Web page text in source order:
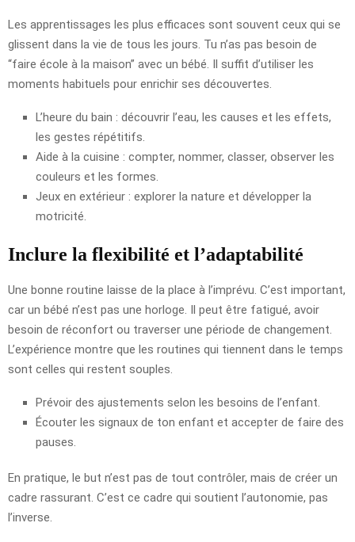
Les apprentissages les plus efficaces sont souvent ceux qui se
glissent dans la vie de tous les jours. Tu n’as pas besoin de
“faire école à la maison” avec un bébé. Il suffit d’utiliser les
moments habituels pour enrichir ses découvertes.
L’heure du bain : découvrir l’eau, les causes et les effets,
les gestes répétitifs.
Aide à la cuisine : compter, nommer, classer, observer les
couleurs et les formes.
Jeux en extérieur : explorer la nature et développer la
motricité.
Inclure la flexibilité et l’adaptabilité
Une bonne routine laisse de la place à l’imprévu. C’est important,
car un bébé n’est pas une horloge. Il peut être fatigué, avoir
besoin de réconfort ou traverser une période de changement.
L’expérience montre que les routines qui tiennent dans le temps
sont celles qui restent souples.
Prévoir des ajustements selon les besoins de l’enfant.
Écouter les signaux de ton enfant et accepter de faire des
pauses.
En pratique, le but n’est pas de tout contrôler, mais de créer un
cadre rassurant. C’est ce cadre qui soutient l’autonomie, pas
l’inverse.